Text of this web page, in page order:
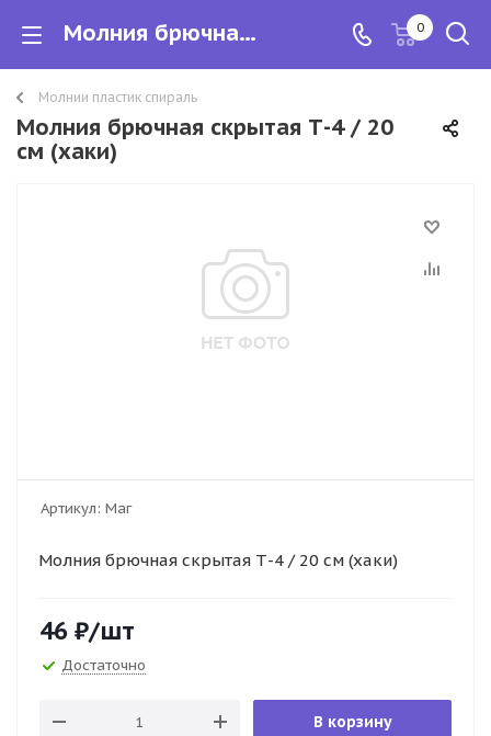
Молния брючная скрытая Т-4 / 20 см (хаки) 0
Молнии пластик спираль
Молния брючная скрытая Т-4 / 20
см (хаки)
Артикул: Маг
Молния брючная скрытая Т-4 / 20 см (хаки)
46 ₽/шт
Достаточно
В корзину